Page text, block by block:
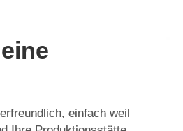
einfach weil